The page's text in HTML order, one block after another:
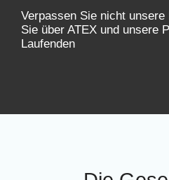
Verpassen Sie nicht
Sie über ATEX und unsere
Laufenden